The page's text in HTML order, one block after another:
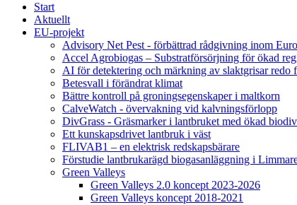
Start
Aktuellt
EU-projekt
Advisory Net Pest - förbättrad rådgivning inom
Accel Agrobiogas – Substratförsörjning för ökad
AI för detektering och märkning av slaktgrisar redo
Betesvall i förändrat klimat
Bättre kontroll på groningsegenskaper i maltkorn
CalveWatch - övervakning vid kalvningsförlopp
DivGrass - Gräsmarker i lantbruket med ökad
Ett kunskapsdrivet lantbruk i väst
FLIVAB1 – en elektrisk redskapsbärare
Förstudie lantbrukarägd biogasanläggning i
Green Valleys
Green Valleys 2.0 koncept 2023-2026
Green Valleys koncept 2018-2021